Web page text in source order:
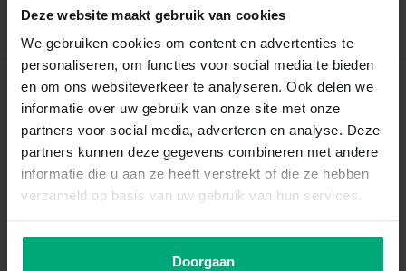
Deze website maakt gebruik van cookies
We gebruiken cookies om content en advertenties te
personaliseren, om functies voor social media te bieden
en om ons websiteverkeer te analyseren. Ook delen we
informatie over uw gebruik van onze site met onze
partners voor social media, adverteren en analyse. Deze
partners kunnen deze gegevens combineren met andere
informatie die u aan ze heeft verstrekt of die ze hebben
verzameld op basis van uw gebruik van hun services.
Doorgaan
Schrijf je eigen review
Recent bekeken